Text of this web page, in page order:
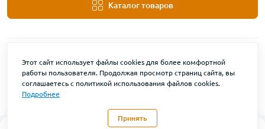
Каталог товаров
Этот сайт использует файлы cookies для более комфортной
работы пользователя. Продолжая просмотр страниц сайта, вы
соглашаетесь с политикой использования файлов cookies.
Подробнее
Принять